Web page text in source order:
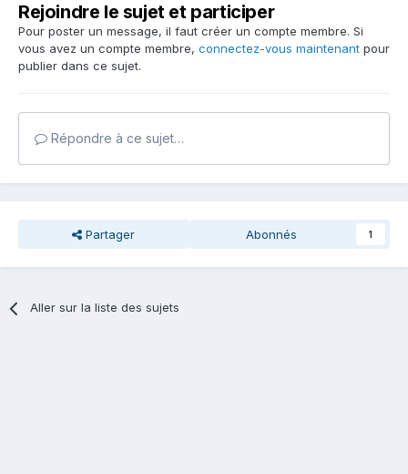
Rejoindre le sujet et participer
Pour poster un message, il faut créer un compte membre. Si
vous avez un compte membre, connectez-vous maintenant pour
publier dans ce sujet.
Répondre à ce sujet…
Partager Abonnés 1
Aller sur la liste des sujets